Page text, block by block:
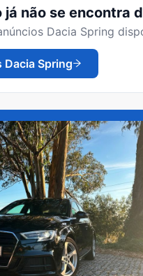
já não se encontra
Dacia Spring
Dacia Spring